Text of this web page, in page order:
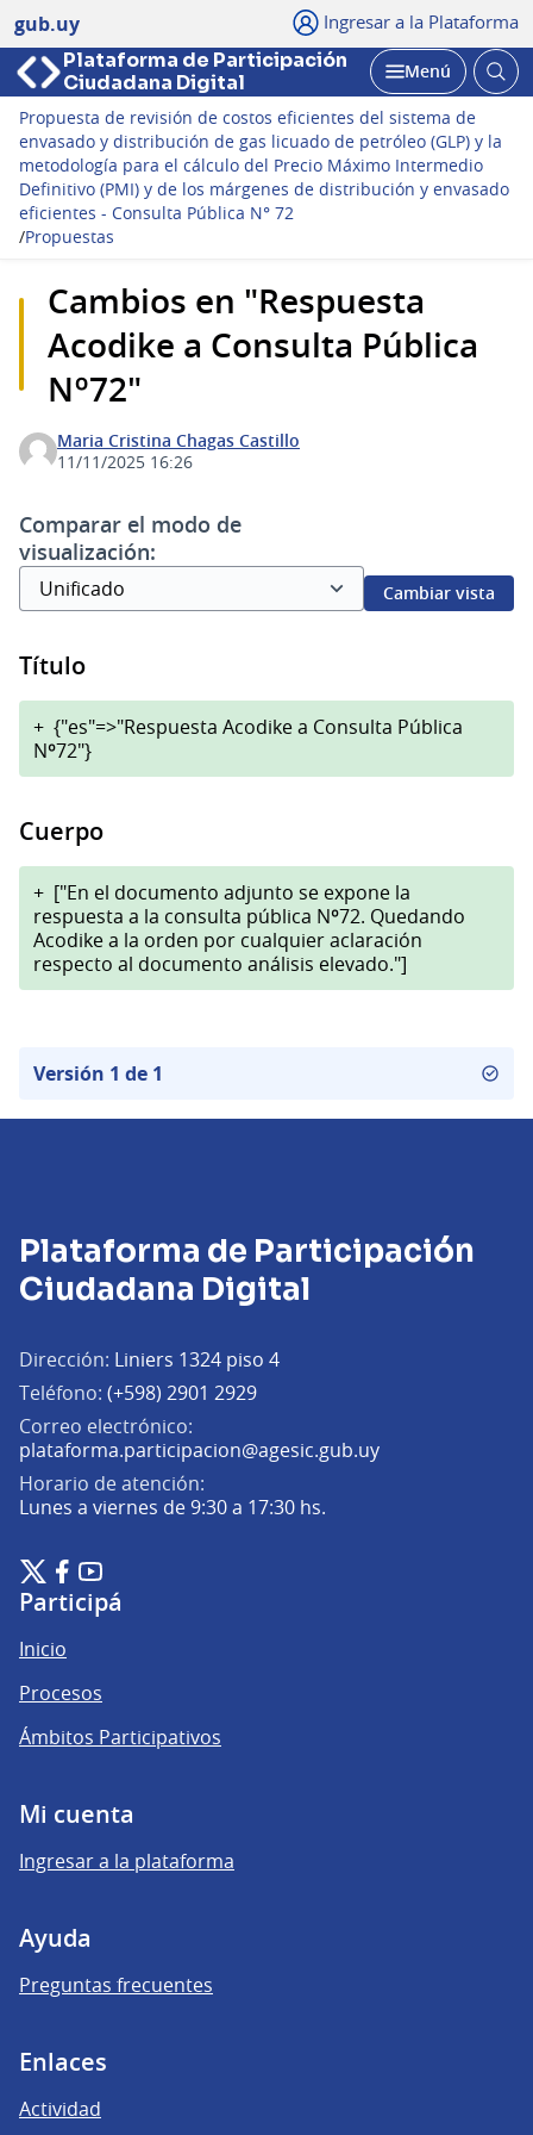
gub.uy Ingresar a la Plataforma
Plataforma de Participación
Ciudadana Digital
Abrir
Menú
Propuesta de revisión de costos eficientes del sistema de
envasado y distribución de gas licuado de petróleo (GLP) y la
metodología para el cálculo del Precio Máximo Intermedio
Definitivo (PMI) y de los márgenes de distribución y envasado
eficientes - Consulta Pública N° 72
/Propuestas
Cambios en "Respuesta
Acodike a Consulta Pública
Nº72"
Maria Cristina Chagas Castillo
11/11/2025 16:26
Comparar el modo de
visualización:
Cambiar vista
Título
+ {"es"=>"Respuesta Acodike a Consulta Pública
Nº72"}
Cuerpo
+ ["En el documento adjunto se expone la
respuesta a la consulta pública Nº72. Quedando
Acodike a la orden por cualquier aclaración
respecto al documento análisis elevado."]
Versión 1 de 1
Plataforma de Participación
Ciudadana Digital
Dirección: Liniers 1324 piso 4
Teléfono: (+598) 2901 2929
Correo electrónico:
plataforma.participacion@agesic.gub.uy(Abrir en una
Horario de atención:
Lunes a viernes de 9:30 a 17:30 hs.
Plataforma de Participación Ciudadana Digital en X
(Enlace externo)
Plataforma de Participación Ciudadana Digital en Facebook
(Enlace externo)
Plataforma de Participación Ciudadana Digital en
(Enlace externo)
Participá
Inicio
Procesos
Ámbitos Participativos
Mi cuenta
Ingresar a la plataforma
Ayuda
Preguntas frecuentes
Enlaces
Actividad